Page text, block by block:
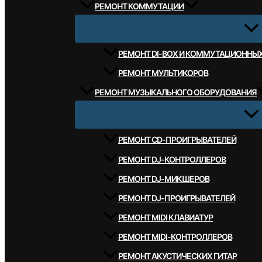
РЕМОНТ КОММУТАЦИИ
РЕМОНТ DI-BOX И
РЕМОНТ МУЛЬТИКОРОВ
РЕМОНТ МУЗЫКАЛЬНОГО ОБОРУДОВАНИЯ
РЕМОНТ CD-ПРОИГРЫВАТЕЛЕЙ
РЕМОНТ DJ-КОНТРОЛЛЕРОВ
РЕМОНТ DJ-МИКШЕРОВ
РЕМОНТ DJ-ПРОИГРЫВАТЕЛЕЙ
РЕМОНТ MIDI КЛАВИАТУР
РЕМОНТ MIDI-КОНТРОЛЛЕРОВ
РЕМОНТ АКУСТИЧЕСКИХ ГИТАР